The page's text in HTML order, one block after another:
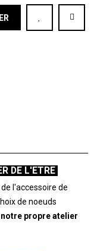
DE L'ETRE
l'accessoire de
de noeuds
propre atelier